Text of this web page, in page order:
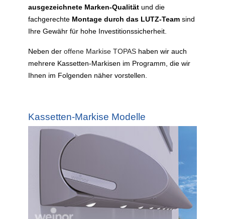
ausgezeichnete Marken-Qualität und die
fachgerechte Montage durch das LUTZ-Team sind
Ihre Gewähr für hohe Investitionssicherheit.
Neben der offene Markise TOPAS haben wir auch
mehrere Kassetten-Markisen im Programm, die wir
Ihnen im Folgenden näher vorstellen.
Kassetten-Markise Modelle